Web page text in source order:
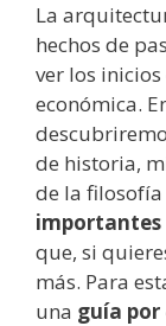
La
hechos de
ver los
económica.
de historia,
de la filosofía
que, si
más. Para
una guía por